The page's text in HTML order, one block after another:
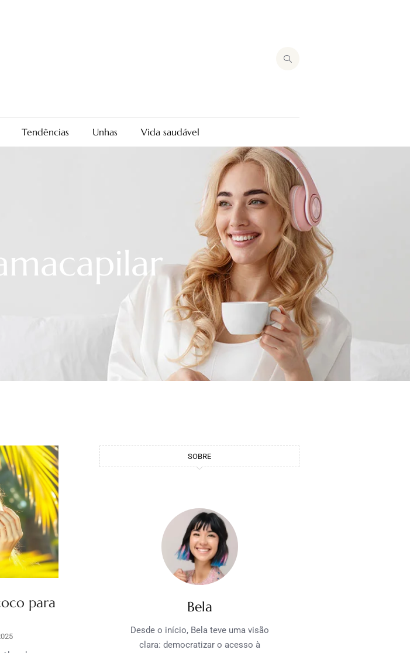
Tendências Unhas Vida saudável
para
SOBRE
Bela
Desde o início, Bela teve uma visão
clara: democratizar o acesso à